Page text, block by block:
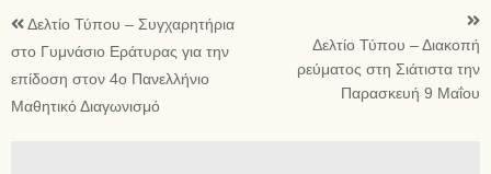
Δελτίο Τύπου – Συγχαρητήρια
στο Γυμνάσιο Εράτυρας για την
επίδοση στον 4ο Πανελλήνιο
Μαθητικό Διαγωνισμό
Δελτίο Τύπου – Διακοπή
ρεύματος στη Σιάτιστα την
Παρασκευή 9 Μαΐου